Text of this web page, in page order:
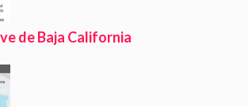
de Baja California